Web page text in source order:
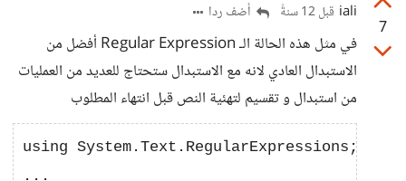
7
iali قبل 12 سنةً أضف ردا
في مثل هذه الحالة الـ Regular Expression أفضل من
الاستبدال العادي لانه مع الاستبدال ستحتاج للعديد من العمليات
من استبدال و تقسيم لتهئية النص قبل انتهاء المطلوب
using System.Text.RegularExpressions;
...